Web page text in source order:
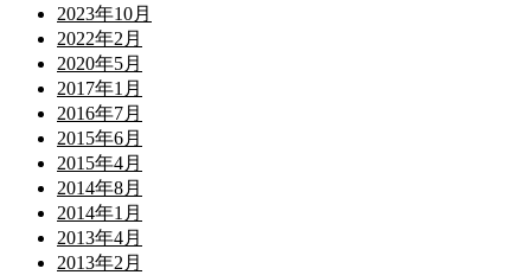
2023年10月
2022年2月
2020年5月
2017年1月
2016年7月
2015年6月
2015年4月
2014年8月
2014年1月
2013年4月
2013年2月